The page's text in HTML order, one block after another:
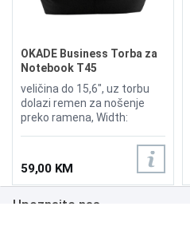
OKADE Business Torba za
Notebook T45
veličina do 15,6", uz torbu
dolazi remen za nošenje
preko ramena, Width:
59,00 KM
Upoznajte nas